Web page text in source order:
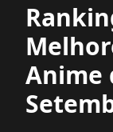
Anime